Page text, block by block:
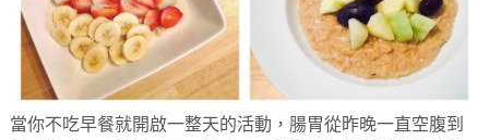
當你不吃早餐就開啟一整天的活動，腸胃從昨晚一直空腹到